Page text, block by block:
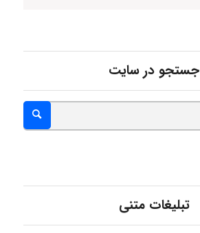
Poubakhtiari
Alirez0990
جستجو در سایت
تبلیغات متنی